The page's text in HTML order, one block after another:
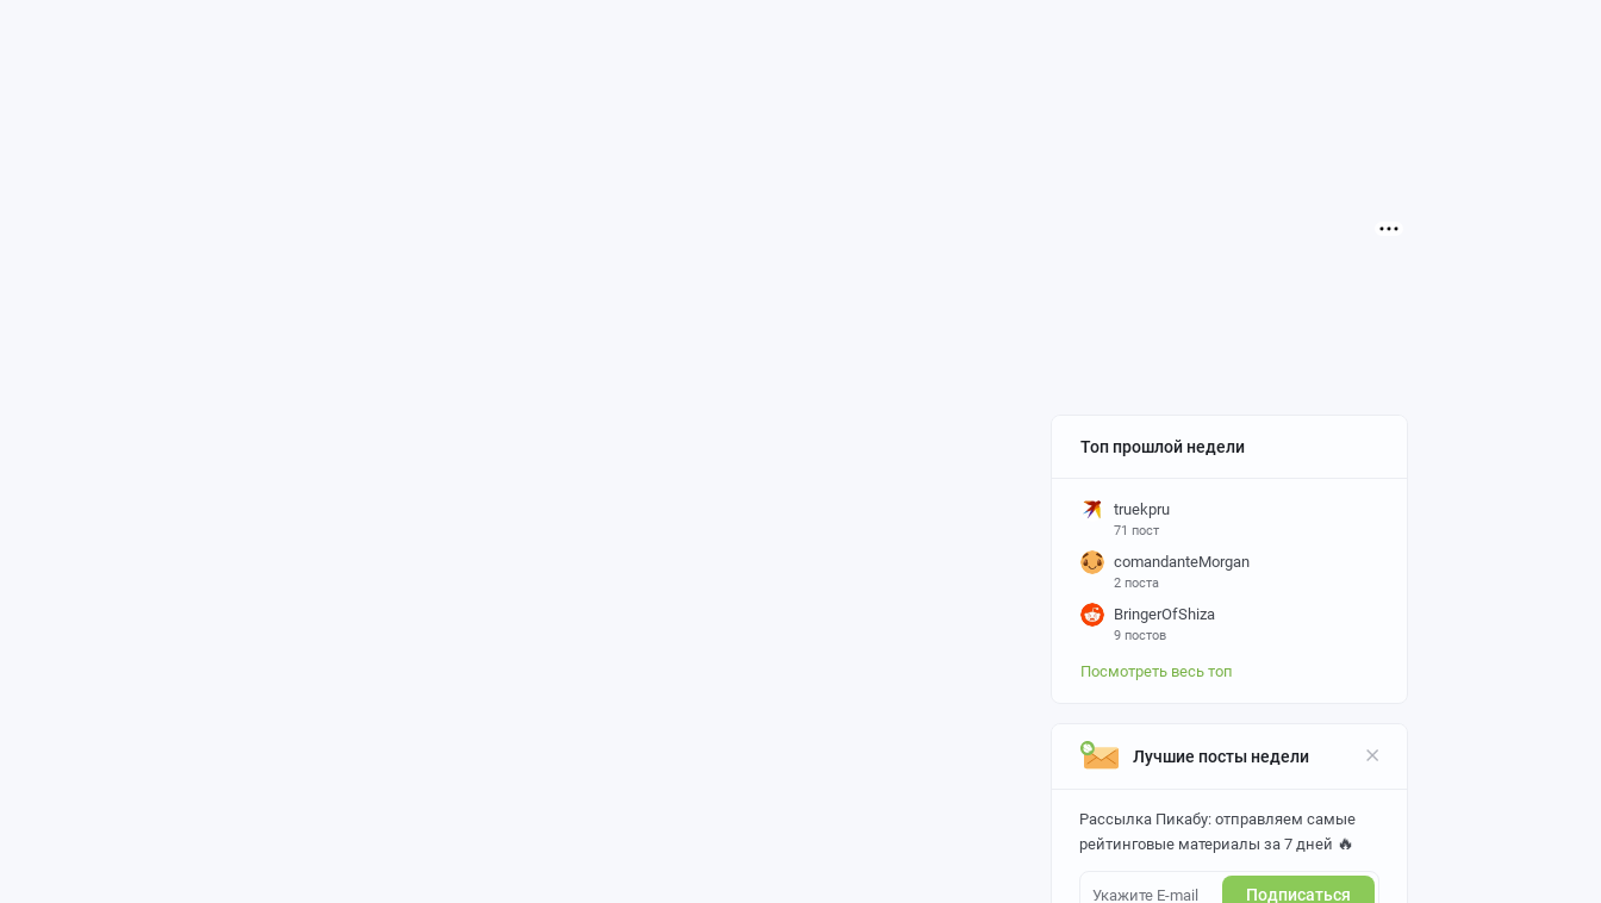
Топ прошлой недели
truekpru
71 пост
comandanteMorgan
2 поста
BringerOfShiza
9 постов
Посмотреть весь топ
Лучшие посты недели
Рассылка Пикабу: отправляем самые
рейтинговые материалы за 7 дней 🔥
Подписаться